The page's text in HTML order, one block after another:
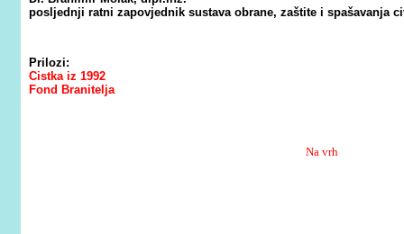
posljednji ratni zapovjednik sustava obrane, zaštite i spašavanja
Prilozi:
Cistka iz 1992
Fond Branitelja
Na vrh